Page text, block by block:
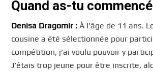
Quand as-tu
Denisa Dragomir :À l’âge de 11 ans.
cousine a été sélectionnée pour
compétition, j’ai voulu pouvoir y
J’étais trop jeune pour être inscrite,